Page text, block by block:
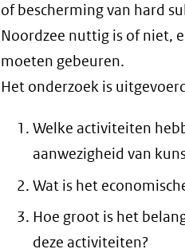
of bescherming van hard
Noordzee nuttig is of niet,
moeten gebeuren.
Het onderzoek is
Welke activiteiten
aanwezigheid van
Wat is het
Hoe groot is het
deze activiteiten?